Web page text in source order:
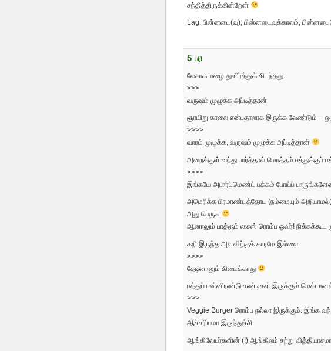
சந்தித்திருக்கின்றேன்
Lag: பின்னடை(வு); பின்னடைவுக்காலம்;
5 பரி
லேசாக மழை துளிர்த்துக் கிடந்தது.
>>>
வருஷம் முழுக்க அப்டித்தான்
ஞாயிறு காலை என்பதாலாக இருக்க வேண்டும் –
>>>>
வாரம் முழுக்க, வருஷம் முழுக்க அப்டித்தான்
அறைக்குள் வந்து பார்த்தால் மொத்தம் பத்துக்குப்
>>>>
இங்கயே அபார்ட்மெண்ட் பக்கம் போய்ப்
அமெரிக்க பிரமாண்டத்தோட (நம்மையும்
அது பெருசு
ஆனாலும் பாத்ரூம் சைஸ் ரொம்ப ஓவர்! நிக்கக்கூட
கறி இருந்த அளவிற்குக் காரமே இல்லை.
>>>>
தேடினாலும் கிடைக்காது
பத்துப் பன்னிரண்டு உண்டிகள் இருக்கும்
>>>
Veggie Burger ரொம்ப நல்லா இருக்கும். இங்க
ஆச்சரியமா இருந்துச்சி.
ஆங்கிலேயர்களின் (!) ஆங்கிலம் சற்று